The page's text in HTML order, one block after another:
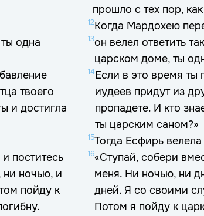
прошло с тех пор,
12Когда Мардохею
одна
13он велел ответить
царском доме, ты
твоего
и достигла
14Если в это время ты
иудеев придут из
пропадете. И кто
ты царским саном?»
15Тогда Есфирь
поститесь
ни ночью, и
пойду к
16«Ступай, собери
меня. Ни ночью, ни
дней. Я со своими
Потом я пойду к